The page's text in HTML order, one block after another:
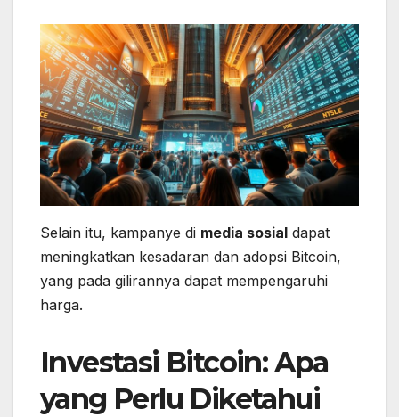
Selain itu, kampanye di media sosial dapat
meningkatkan kesadaran dan adopsi Bitcoin,
yang pada gilirannya dapat mempengaruhi
harga.
Investasi Bitcoin: Apa
yang Perlu Diketahui